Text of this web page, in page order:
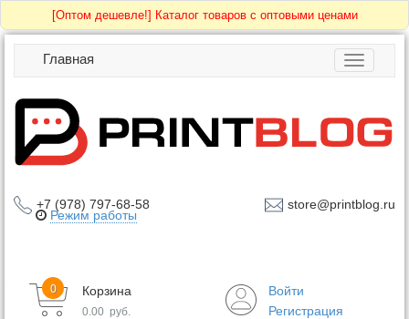
[Оптом дешевле!] Каталог товаров с оптовыми ценами
Toggle
Главная
+7 (978) 797-68-58 store@printblog.ru
Режим работы
Корзина
0
0.00 руб.
Войти
Регистрация